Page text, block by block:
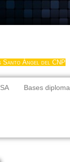
Santo Ángel del CNP
Bases diploma